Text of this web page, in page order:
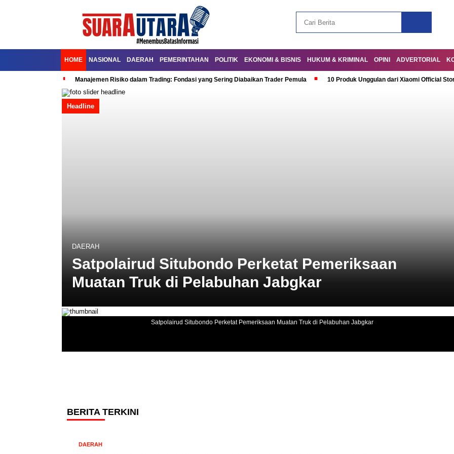
HOME NASIONAL DAERAH PEMERINTAHAN POLITIK EKONOMI & BISNIS HUKUM & KRIMINAL OPINI ADVERTORIAL
Manajemen Risiko dalam Trading: Fondasi yang Sering Diabaikan Trader Pemula 10 Produk Unggulan dari Xiaomi Official
Headline
DAERAH
Satpolairud Situbondo Perketat Pemeriksaan
Muatan Truk di Pelabuhan Jabgkar
Satpolairud Situbondo Perketat Pemeriksaan Muatan Truk di Pelabuhan Jabgkar
BERITA TERKINI
DAERAH